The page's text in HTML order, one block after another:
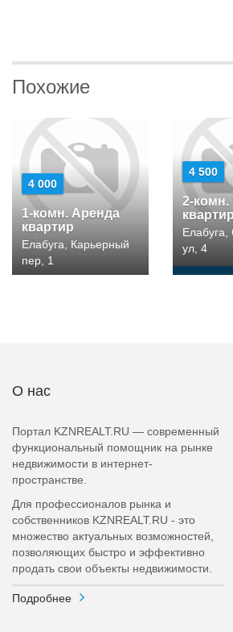
Похожие
4 000
1-комн. Аренда
квартир
Елабуга, Карьерный
пер, 1
4 500
2-комн.
Елабуга,
ул, 4
О нас
Портал KZNREALT.RU — современный
функциональный помощник на рынке
недвижимости в интернет-
пространстве.
Для профессионалов рынка и
собственников KZNREALT.RU - это
множество актуальных возможностей,
позволяющих быстро и эффективно
продать свои объекты недвижимости.
Подробнее